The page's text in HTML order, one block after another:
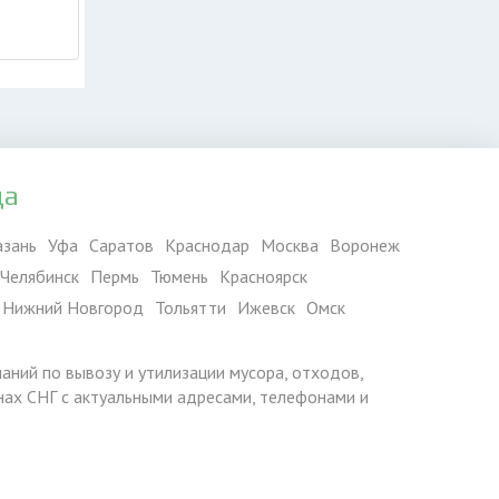
Уфа Саратов Краснодар Москва Воронеж
Челябинск Пермь Тюмень Красноярск
Нижний Новгород Тольятти Ижевск Омск
по вывозу и утилизации мусора, отходов,
СНГ с актуальными адресами, телефонами и